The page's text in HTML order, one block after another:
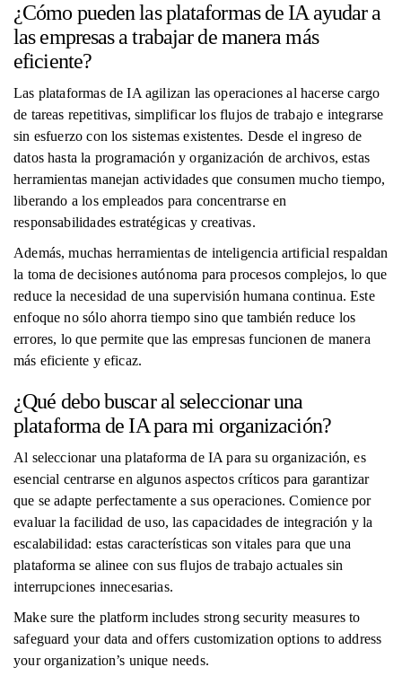
¿Cómo pueden las plataformas de IA ayudar a
las empresas a trabajar de manera más
eficiente?
Las plataformas de IA agilizan las operaciones al hacerse cargo
de tareas repetitivas, simplificar los flujos de trabajo e integrarse
sin esfuerzo con los sistemas existentes. Desde el ingreso de
datos hasta la programación y organización de archivos, estas
herramientas manejan actividades que consumen mucho tiempo,
liberando a los empleados para concentrarse en
responsabilidades estratégicas y creativas.
Además, muchas herramientas de inteligencia artificial respaldan
la toma de decisiones autónoma para procesos complejos, lo que
reduce la necesidad de una supervisión humana continua. Este
enfoque no sólo ahorra tiempo sino que también reduce los
errores, lo que permite que las empresas funcionen de manera
más eficiente y eficaz.
¿Qué debo buscar al seleccionar una
plataforma de IA para mi organización?
Al seleccionar una plataforma de IA para su organización, es
esencial centrarse en algunos aspectos críticos para garantizar
que se adapte perfectamente a sus operaciones. Comience por
evaluar la facilidad de uso, las capacidades de integración y la
escalabilidad: estas características son vitales para que una
plataforma se alinee con sus flujos de trabajo actuales sin
interrupciones innecesarias.
Make sure the platform includes strong security measures to
safeguard your data and offers customization options to address
your organization’s unique needs.